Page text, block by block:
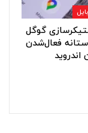
گوگل
فعال‌شدن
اندروید